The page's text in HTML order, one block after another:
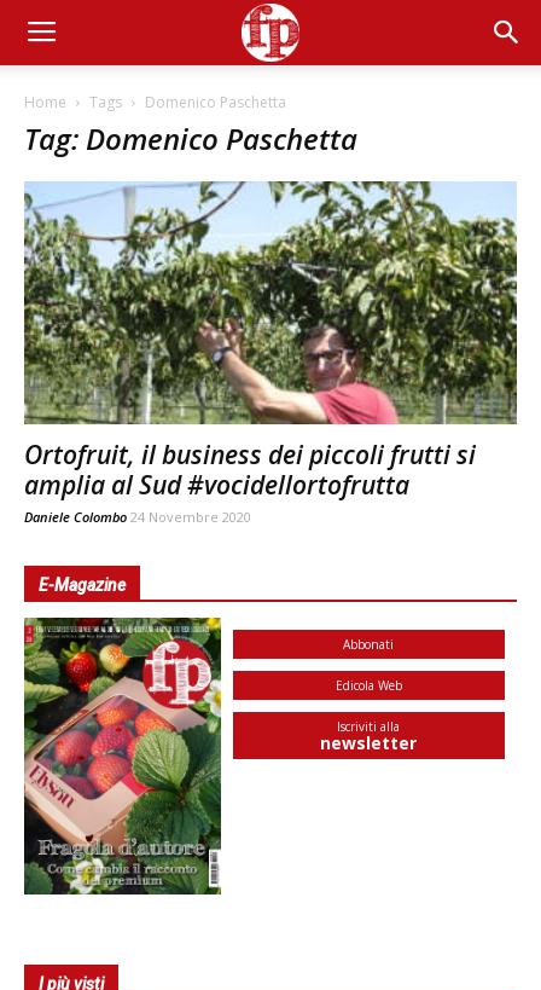
Home Tags Domenico Paschetta
Tag: Domenico Paschetta
Ortofruit, il business dei piccoli frutti si
amplia al Sud #vocidellortofrutta
Daniele Colombo 24 Novembre 2020
E-Magazine
Abbonati
Edicola Web
Iscriviti alla
newsletter
I più visti